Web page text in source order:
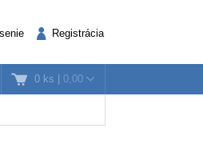
Registrácia
0 ks | 0,00